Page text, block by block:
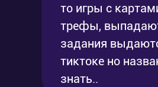
то игры с
трефы,
задания
тиктоке но
знать..